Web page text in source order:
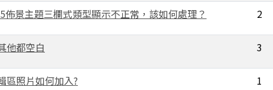
景主題三欄式類型顯示不正常，該如何處理？
2
他都空白
3
區照片如何加入?
1